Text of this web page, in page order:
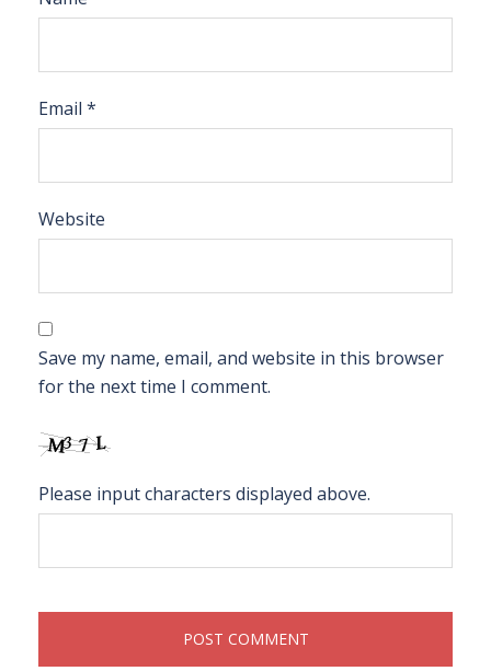
Email *
Website
Save my name, email, and website in this browser
for the next time I comment.
Please input characters displayed above.